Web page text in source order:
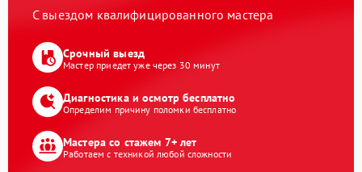
С выездом квалифицированного мастера
Срочный выезд
Мастер приедет уже через 30 минут
Диагностика и осмотр бесплатно
Определим причину поломки бесплатно
Мастера со стажем 7+ лет
Работаем с техникой любой сложности